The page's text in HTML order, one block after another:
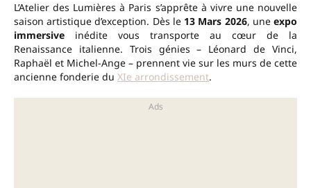
L’Atelier des Lumières à Paris s’apprête à vivre une nouvelle
saison artistique d’exception. Dès le 13 Mars 2026, uneexpo
immersive inédite vous transporte au cœur de la
Renaissance italienne. Trois génies – Léonard de Vinci,
Raphaël et Michel-Ange – prennent vie sur les murs de cette
ancienne fonderie du XIe arrondissement.